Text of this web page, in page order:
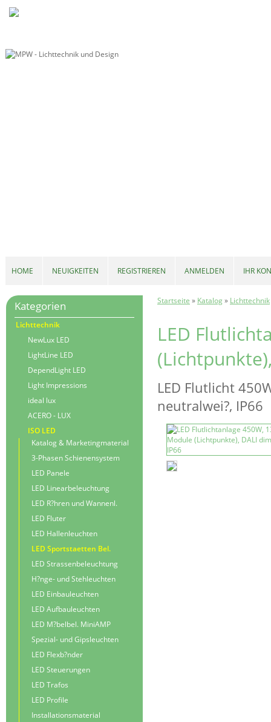
Startseite » Katalog» Lichttechnik
LED
LED Flutlicht
neutralwei?, IP66
Kategorien
Lichttechnik
NewLux LED
LightLine LED
DependLight LED
Light Impressions
ideal lux
ACERO - LUX
ISO LED
Katalog & Marketingmaterial
3-Phasen Schienensystem
LED Panele
LED Linearbeleuchtung
LED R?hren und Wannenl.
LED Fluter
LED Hallenleuchten
LED Sportstaetten Bel.
LED Strassenbeleuchtung
H?nge- und Stehleuchten
LED Einbauleuchten
LED Aufbauleuchten
LED M?belbel. MiniAMP
Spezial- und Gipsleuchten
LED Flexb?nder
LED Steuerungen
LED Trafos
LED Profile
Installationsmaterial
HOME NEUIGKEITEN REGISTRIEREN ANMELDEN IHR